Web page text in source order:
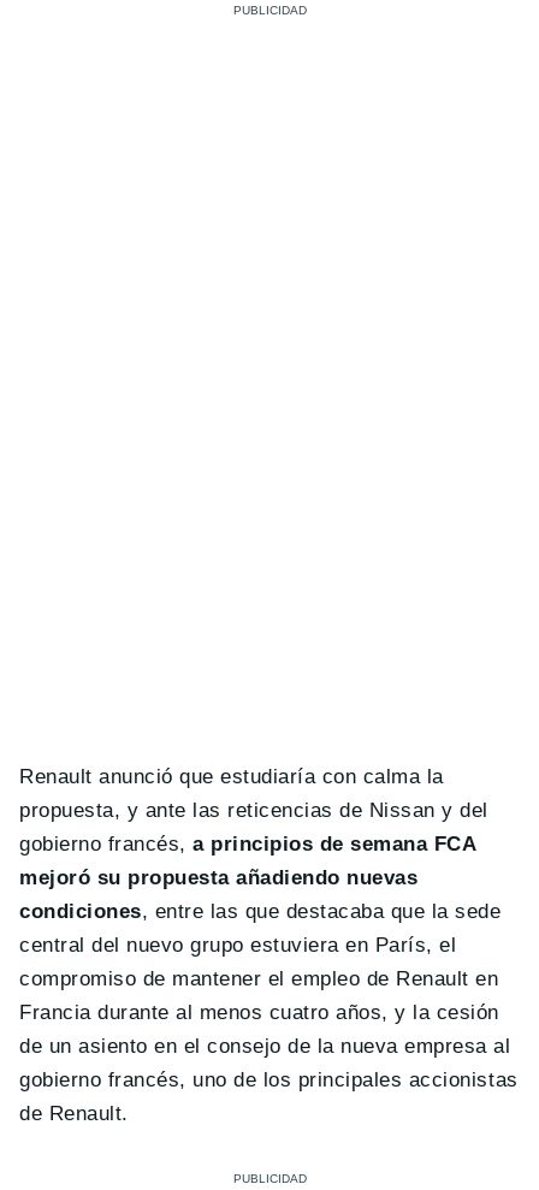
Renault anunció que estudiaría con calma la
propuesta, y ante las reticencias de Nissan y del
gobierno francés,a principios de semana FCA
mejoró su propuesta añadiendo nuevas
condiciones, entre las que destacaba que la sede
central del nuevo grupo estuviera en París, el
compromiso de mantener el empleo de Renault en
Francia durante al menos cuatro años, y la cesión
de un asiento en el consejo de la nueva empresa al
gobierno francés, uno de los principales accionistas
de Renault.